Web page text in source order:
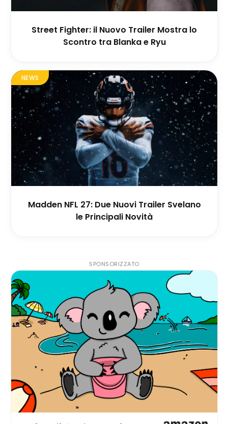
Street Fighter: il Nuovo Trailer Mostra lo
Scontro tra Blanka e Ryu
NEWS
Madden NFL 27: Due Nuovi Trailer Svelano
le Principali Novità
SPONSORIZZATO